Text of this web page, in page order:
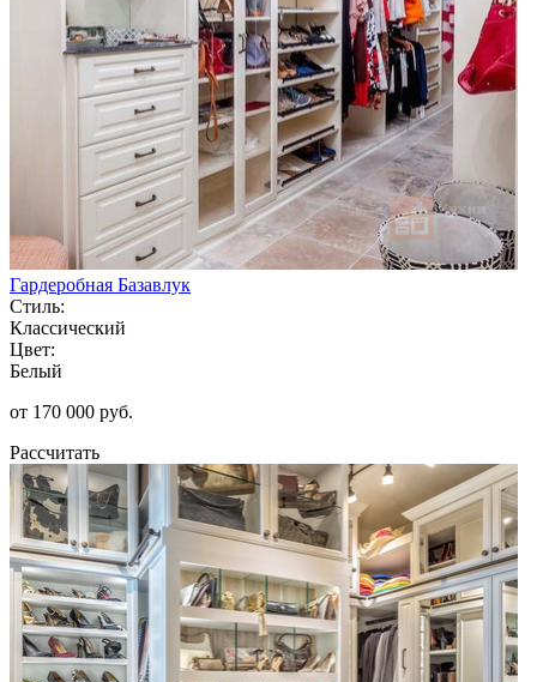
Гардеробная Базавлук
Стиль:
Классический
Цвет:
Белый
от 170 000 руб.
Рассчитать